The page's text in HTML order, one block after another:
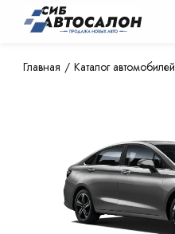
Главная Каталог автомобилей